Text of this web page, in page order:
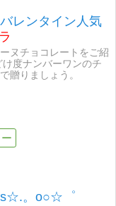
レンタイン人気
ヌチョコレートをご紹
度ナンバーワンのチ
贈りましょう。
。o○☆゜